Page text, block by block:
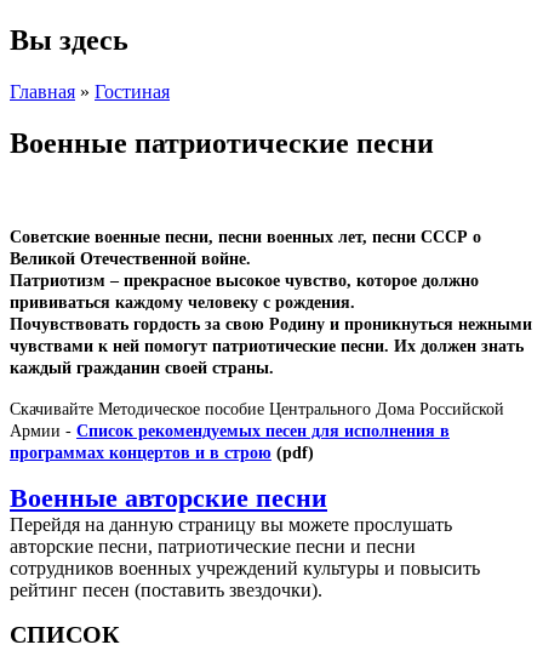
Вы здесь
Главная » Гостиная
Военные патриотические песни
Советские военные песни, песни военных лет, песни СССР о
Великой Отечественной войне.
Патриотизм – прекрасное высокое чувство, которое должно
прививаться каждому человеку с рождения.
Почувствовать гордость за свою Родину и проникнуться нежными
чувствами к ней помогут патриотические песни. Их должен знать
каждый гражданин своей страны.
Скачивайте Методическое пособие Центрального Дома Российской
Армии - Список рекомендуемых песен для исполнения в
программах концертов и в строю (pdf)
Военные авторские песни
Перейдя на данную страницу вы можете прослушать
авторские песни, патриотические песни и песни
сотрудников военных учреждений культуры и повысить
рейтинг песен (поставить звездочки).
СПИСОК